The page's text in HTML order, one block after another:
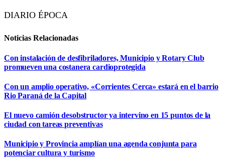
DIARIO ÉPOCA
Noticias Relacionadas
Con instalación de desfibriladores, Municipio y Rotary Club
promueven una costanera cardioprotegida
Con un amplio operativo, «Corrientes Cerca» estará en el barrio
Rio Paraná de la Capital
El nuevo camión desobstructor ya intervino en 15 puntos de la
ciudad con tareas preventivas
Municipio y Provincia amplían una agenda conjunta para
potenciar cultura y turismo